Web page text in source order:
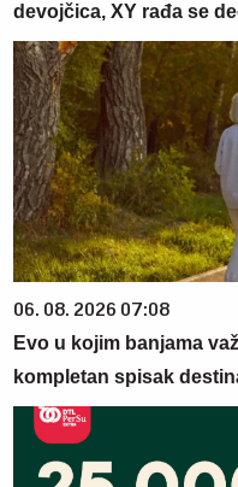
devojčica, XY rađa se
06. 08. 2026 07:08
Evo u kojim banjama
kompletan spisak